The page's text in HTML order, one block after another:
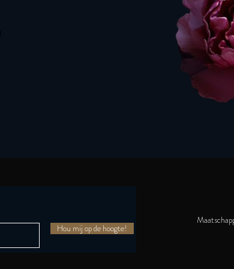
Hou mij op de hoogte!